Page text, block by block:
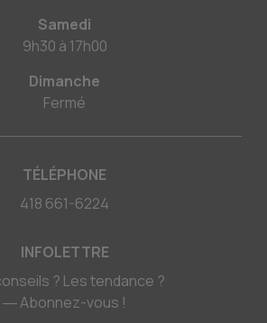
Samedi
9h30 à 17h00
Dimanche
Fermé
TÉLÉPHONE
418 661-6224
INFOLETTRE
? Les tendance ?
― Abonnez-vous !